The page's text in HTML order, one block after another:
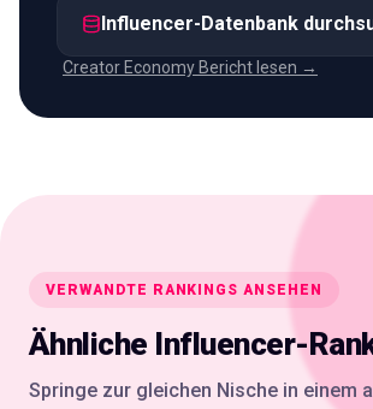
Influencer-Datenbank
Creator Economy Bericht lesen →
VERWANDTE RANKINGS ANSEHEN
Ähnliche Influencer-
Springe zur gleichen Nische in einem